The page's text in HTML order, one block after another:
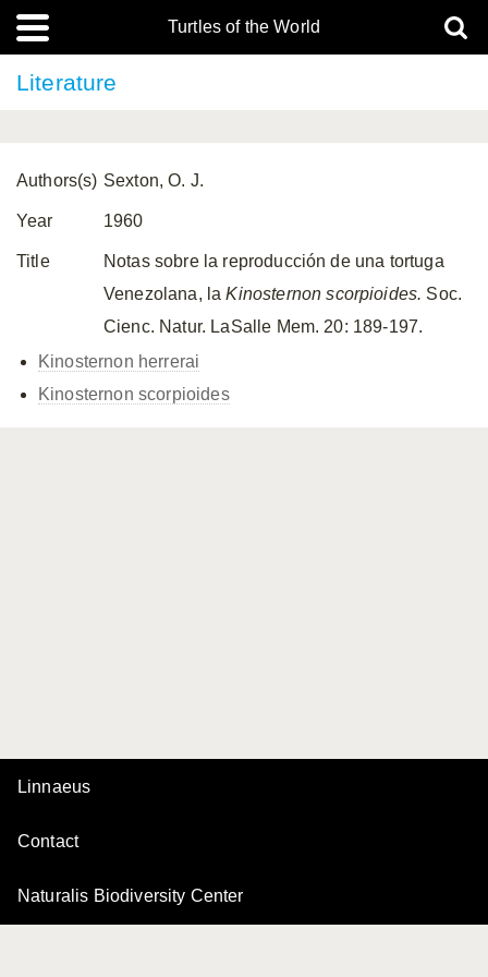
Turtles of the World
Literature
Authors(s) Sexton, O. J.
Year 1960
Title
Notas sobre la reproducción de una tortuga
Venezolana, laKinosternon scorpioides. Soc.
Cienc. Natur. LaSalle Mem. 20: 189-197.
Kinosternon herrerai
Kinosternon scorpioides
Linnaeus
Contact
Naturalis Biodiversity Center